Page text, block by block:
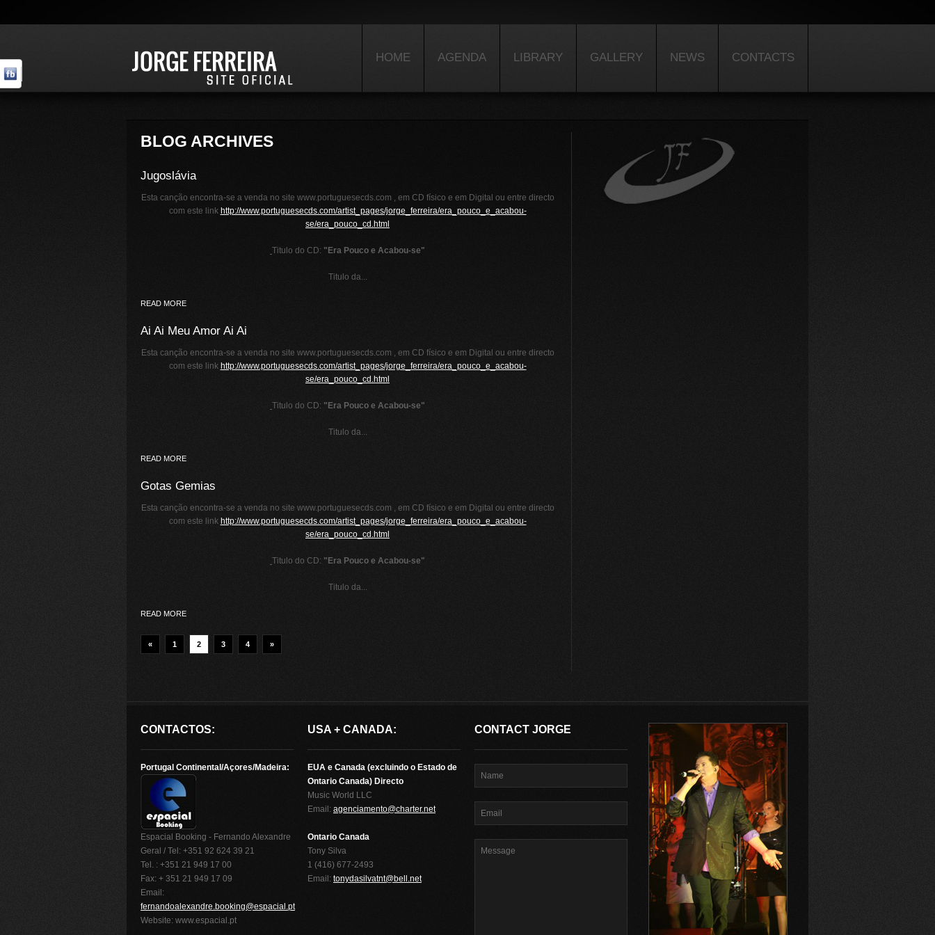
HOME AGENDA LIBRARY GALLERY NEWS CONTACTS
BLOG ARCHIVES
Jugoslávia
Esta canção encontra-se a venda no site www.portuguesecds.com , em CD físico e em Digital ou entre directo
com este link http://www.portuguesecds.com/artist_pages/jorge_ferreira/era_pouco_e_acabou-
se/era_pouco_cd.html
Titulo do CD: "Era Pouco e Acabou-se"
Titulo da...
READ MORE
Ai Ai Meu Amor Ai Ai
Esta canção encontra-se a venda no site www.portuguesecds.com , em CD físico e em Digital ou entre directo
com este link http://www.portuguesecds.com/artist_pages/jorge_ferreira/era_pouco_e_acabou-
se/era_pouco_cd.html
Titulo do CD: "Era Pouco e Acabou-se"
Titulo da...
READ MORE
Gotas Gemias
Esta canção encontra-se a venda no site www.portuguesecds.com , em CD físico e em Digital ou entre directo
com este link http://www.portuguesecds.com/artist_pages/jorge_ferreira/era_pouco_e_acabou-
se/era_pouco_cd.html
Titulo do CD: "Era Pouco e Acabou-se"
Titulo da...
READ MORE
« 1 2 3 4 »
CONTACTOS:
Portugal Continental/Açores/Madeira:
Espacial Booking - Fernando Alexandre
Geral / Tel: +351 92 624 39 21
Tel. : +351 21 949 17 00
Fax: + 351 21 949 17 09
Email:
fernandoalexandre.booking@espacial.pt
Website: www.espacial.pt
USA + CANADA:
EUA e Canada (excluindo o Estado de
Ontario Canada) Directo
Music World LLC
Email: agenciamento@charter.net
Ontario Canada
Tony Silva
1 (416) 677-2493
Email: tonydasilvatnt@bell.net
CONTACT JORGE